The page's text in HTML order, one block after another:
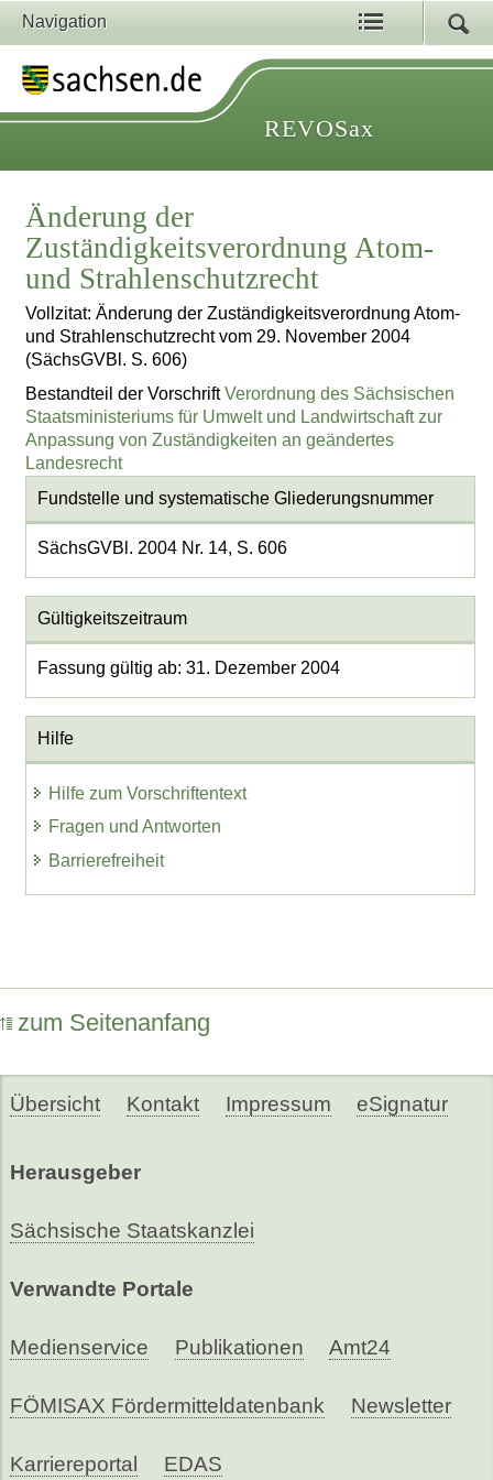
Navigation
REVOSax
Änderung der
Zuständigkeitsverordnung Atom-
und Strahlenschutzrecht
Vollzitat: Änderung der Zuständigkeitsverordnung Atom-
und Strahlenschutzrecht vom 29. November 2004
(SächsGVBl. S. 606)
Bestandteil der VorschriftVerordnung des Sächsischen
Staatsministeriums für Umwelt und Landwirtschaft zur
Anpassung von Zuständigkeiten an geändertes
Landesrecht
Fundstelle und systematische Gliederungsnummer
SächsGVBl. 2004 Nr. 14, S. 606
Gültigkeitszeitraum
Fassung gültig ab: 31. Dezember 2004
Hilfe
Hilfe zum Vorschriftentext
Fragen und Antworten
Barrierefreiheit
zum Seitenanfang
Übersicht Kontakt Impressum eSignatur
Herausgeber
Sächsische Staatskanzlei
Verwandte Portale
Medienservice Publikationen Amt24
FÖMISAX Fördermitteldatenbank Newsletter
Karriereportal EDAS